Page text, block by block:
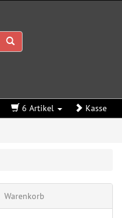
6 Artikel Kasse
Warenkorb